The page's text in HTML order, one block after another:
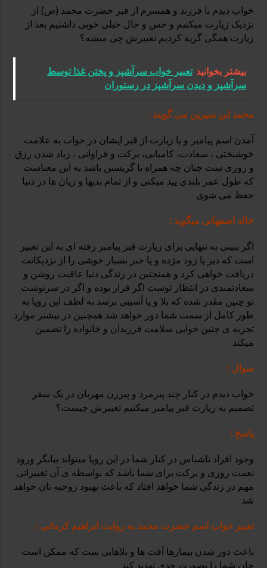
خواب دیدم با فرزند و همسرم از قبر حضرت محمد (ص) از
نزدیک زیارت میکنیم و حس و حال خیلی خوبی داشتیم بعد از
زیارت همگی گریه کردیم تعبیرش چی میشه؟
بیشتر بخوانید تعبیر خواب سرآشپز و پختن غذا توسط
سرآشپز و دیدن سرآشپز در رستوران
محمد ابن سیرین می گویند :
آمدن اسم پیامبر و یا زیارت از قبر ایشان در خواب به علامت
خوشبختی ، سعادت، کامیابی، برکت و فراوانی ، زیاد شدن رزق
و روزی ست چنان چه همراه با گریستن باشد به این معناست
که طول عمر بلندی پید میکنی و از تمام بدیها و زیان ها در دنیا
حفظ می شوی
خالد اصفهانی میگوید :
اگر ببینی به تنهایی برای زیارت قبر پیامبر رفته ای به این تعبیر
است که دیر یا زود مژده و یا خبر بسیار خوشی را از نزدیکانت
دریافت خواهی کرد و همنچنین در زندگی دنیا عاقبت روشن و
سعادتمندی در انتظار توست اگر قرار بوده و اگر در سرنوشت
تو چنین مقدر شده که بلا و یا آسیبی برسد به لطف این رویا به
طور کامل از سمت شما دور خواهد شد همچنین در بیشتر موارد
تجربه ی چنین خوابی سلامت فرزندان و خانواده را تضمین
میکند
سوال :
خواب دیدم در کنار چند پیرمرد و پیرزن مهربان در یک سفر
تصمیم به زیارت قبر پیامبر میکنیم تعبیرش چیست؟
پاسخ :
وجود افراد ناشناس در کنار شما در این رویا میتواند بیانگر ورود
نعمت روزی و برکت برای شما باشد که بواسطه ی آن تغییراتی
مهم در زندگی شما خواهد افتاد که باعث بهبود روحیه تان خواهد
شد
تعبیر خواب اسم حضرت محمد به روایت ابراهیم کرمانی :
باعث دور شدن بیمارها آفت ها و بلاهایی ست که ممکن است
جان شما را بصورت جدی تهدید کند